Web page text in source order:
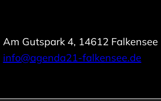
Am Gutspark 4, 14612 Falkensee
info@agenda21-falkensee.de